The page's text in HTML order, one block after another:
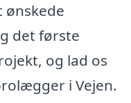
ønskede
det første
og lad os
i Vejen.